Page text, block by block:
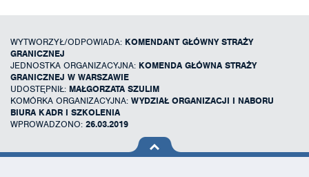
WYTWORZYŁ/ODPOWIADA: KOMENDANT GŁÓWNY STRAŻY
GRANICZNEJ
JEDNOSTKA ORGANIZACYJNA: KOMENDA GŁÓWNA STRAŻY
GRANICZNEJ W WARSZAWIE
UDOSTĘPNIŁ: MAŁGORZATA SZULIM
KOMÓRKA ORGANIZACYJNA: WYDZIAŁ ORGANIZACJI I NABORU
BIURA KADR I SZKOLENIA
WPROWADZONO: 26.03.2019
na górę